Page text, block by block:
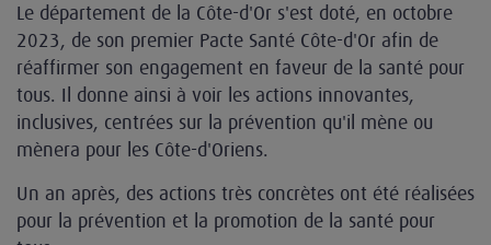
Le département de la Côte-d'Or s'est doté, en octobre
2023, de son premier Pacte Santé Côte-d'Or afin de
réaffirmer son engagement en faveur de la santé pour
tous. Il donne ainsi à voir les actions innovantes,
inclusives, centrées sur la prévention qu'il mène ou
mènera pour les Côte-d'Oriens.
Un an après, des actions très concrètes ont été réalisées
pour la prévention et la promotion de la santé pour